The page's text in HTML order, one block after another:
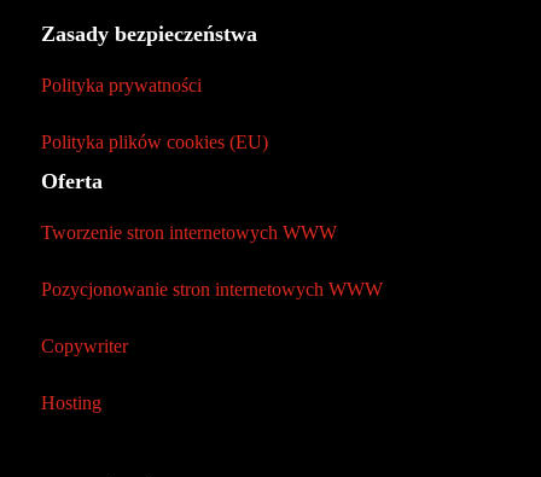
Zasady bezpieczeństwa
Polityka prywatności
Polityka plików cookies (EU)
Oferta
Tworzenie stron internetowych WWW
Pozycjonowanie stron internetowych WWW
Copywriter
Hosting